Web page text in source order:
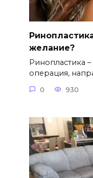
желание?
Ринопластика –
операция,
0 930